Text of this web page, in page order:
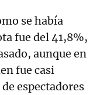
se había
fue del 41,8%,
aunque en
fue casi
espectadores